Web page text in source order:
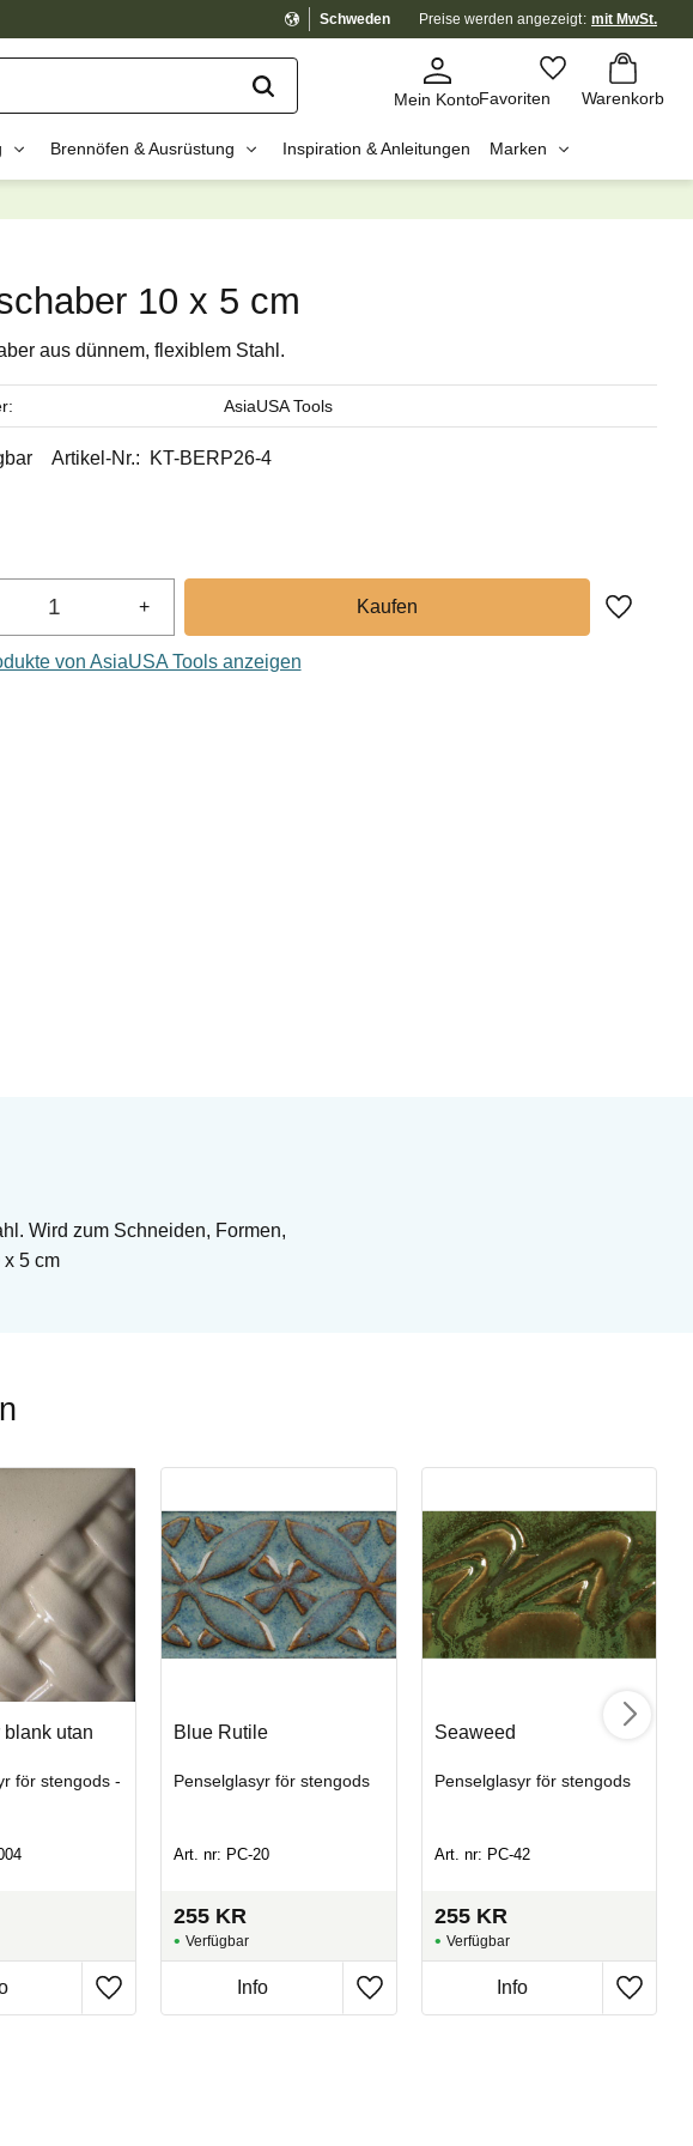
Schweden Preise werden angezeigt mit MwSt.
Mein KontoFavoriten Warenkorb
Favoriten
Warenkorb
Brennöfen & Ausrüstung Inspiration & Anleitungen Marken
10 x 5 cm
aus dünnem, flexiblem Stahl.
+
Zu
Artikel-Nr. KT-BERP26-4
AsiaUSA Tools
von AsiaUSA Tools anzeigen
Wird zum Schneiden, Formen,
5 cm
blank utan
för stengods -
Blue Rutile
Penselglasyr för stengods
Art. nr: PC-20
255 KR
Seaweed
Penselglasyr för stengods
Art. nr: PC-42
255 KR